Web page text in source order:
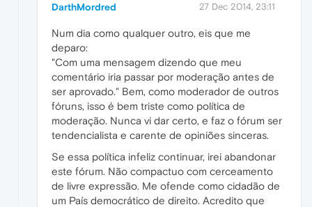
DarthMordred 27 Dec 2014, 23:11
Num dia como qualquer outro, eis que me
deparo:
"Com uma mensagem dizendo que meu
comentário iria passar por moderação antes de
ser aprovado." Bem, como moderador de outros
fóruns, isso é bem triste como política de
moderação. Nunca vi dar certo, e faz o fórum ser
tendencialista e carente de opiniões sinceras.
Se essa política infeliz continuar, irei abandonar
este fórum. Não compactuo com cerceamento
de livre expressão. Me ofende como cidadão de
um País democrático de direito. Acredito que